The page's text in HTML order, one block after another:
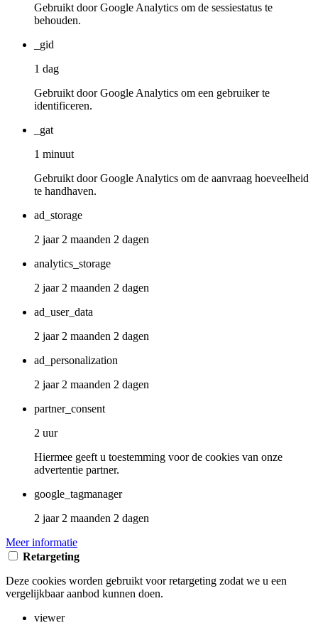
Gebruikt door Google Analytics om de sessiestatus te
behouden.
_gid
1 dag
Gebruikt door Google Analytics om een gebruiker te
identificeren.
_gat
1 minuut
Gebruikt door Google Analytics om de aanvraag hoeveelheid
te handhaven.
ad_storage
2 jaar 2 maanden 2 dagen
analytics_storage
2 jaar 2 maanden 2 dagen
ad_user_data
2 jaar 2 maanden 2 dagen
ad_personalization
2 jaar 2 maanden 2 dagen
partner_consent
2 uur
Hiermee geeft u toestemming voor de cookies van onze
advertentie partner.
google_tagmanager
2 jaar 2 maanden 2 dagen
Meer informatie
Retargeting
Deze cookies worden gebruikt voor retargeting zodat we u een
vergelijkbaar aanbod kunnen doen.
viewer